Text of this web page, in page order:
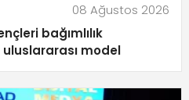
08 Ağustos 2026
bağımlılık
model